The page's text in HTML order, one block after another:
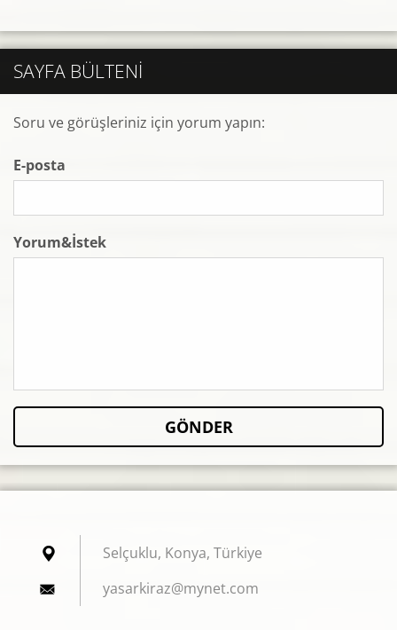
SAYFA BÜLTENI
Soru ve görüşleriniz için yorum yapın:
E-posta
Yorum&İstek
Selçuklu, Konya, Türkiye
yasarkiraz@mynet.com